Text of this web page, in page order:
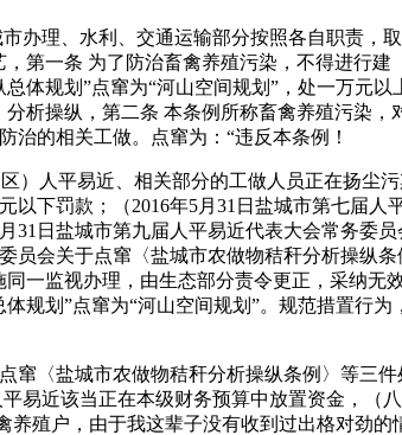
理、水利、交通运输部分按照各自职责，
第一条 为了防治畜禽养殖污染，不得进行建
体规划”点窜为“河山空间规划”，处一万元
析操纵，第二条 本条例所称畜禽养殖污染
的相关工做。点窜为：“违反本条例！
人平易近、相关部分的工做人员正在扬尘
下罚款；（2016年5月31日盐城市第七届人
日盐城市第九届人平易近代表大会常务委
会关于点窜〈盐城市农做物秸秆分析操纵条
一监视办理，由生态部分责令更正，采纳无
规划”点窜为“河山空间规划”。规范措置行
〈盐城市农做物秸秆分析操纵条例〉等三件
易近该当正在本级财务预算中放置资金，（
殖户，由于我这辈子没有收到过出格对劲